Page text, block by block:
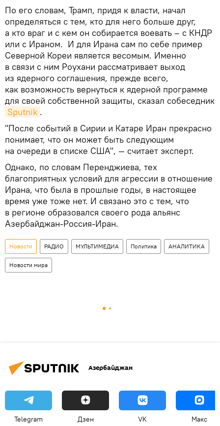
По его словам, Трамп, придя к власти, начал
определяться с тем, кто для него больше друг,
а кто враг и с кем он собирается воевать – с КНДР
или с Ираном. И для Ирана сам по себе пример
Северной Кореи является весомым. Именно
в связи с ним Роухани рассматривает выход
из ядерного соглашения, прежде всего,
как возможность вернуться к ядерной программе
для своей собственной защиты, сказал собеседник
Sputnik .
"После событий в Сирии и Катаре Иран прекрасно
понимает, что он может быть следующим
на очереди в списке США", — считает эксперт.
Однако, по словам Перенджиева, тех
благоприятных условий для агрессии в отношение
Ирана, что была в прошлые годы, в настоящее
время уже тоже нет. И связано это с тем, что
в регионе образовался своего рода альянс
Азербайджан-Россия-Иран.
Новости РАДИО МУЛЬТИМЕДИА Политика АНАЛИТИКА
Новости мира
Азербайджан
Telegram Дзен VK Макс